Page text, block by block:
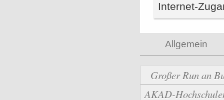
Internet-
Allgemein
Großer Run an
AKAD-